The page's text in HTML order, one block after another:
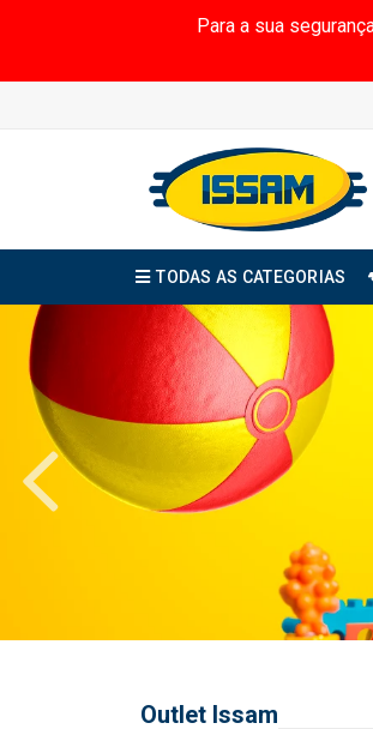
Para a sua
TODAS AS CATEGORIAS
Outlet Issam